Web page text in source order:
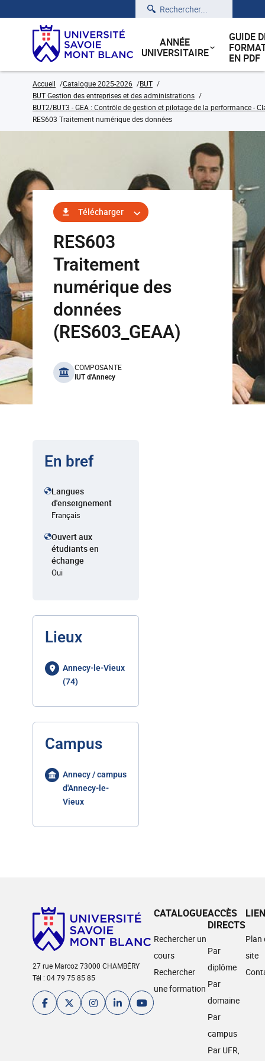
Rechercher
ANNÉE
UNIVERSITAIRE
GUIDE
EN PDF
Accueil Catalogue 2025-2026
BUT
BUT Gestion des entreprises et des administrations
BUT2/BUT3 - GEA : Contrôle de gestion et pilotage de la performance -
RES603 Traitement numérique des données
Télécharger
RES603
Traitement
numérique des
données
(RES603_GEAA)
benefits
COMPOSANTE
IUT d'Annecy
En bref
Langues
d'enseignement
Français
Ouvert aux
étudiants en
échange
Oui
Lieux
Annecy-le-Vieux
(74)
Campus
Annecy / campus
d'Annecy-le-
Vieux
27 rue Marcoz 73000 CHAMBÉRY
Tél : 04 79 75 85 85
CATALOGUE
Rechercher un
cours
Rechercher
une formation
ACCÈS
DIRECTS
Par
diplôme
Par
domaine
Par
campus
Par UFR,
Plan
site